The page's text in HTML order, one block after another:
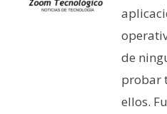
de
probar
ellos.